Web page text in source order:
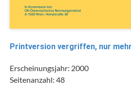
Printversion vergriffen, nur
Erscheinungsjahr: 2000
Seitenanzahl: 48